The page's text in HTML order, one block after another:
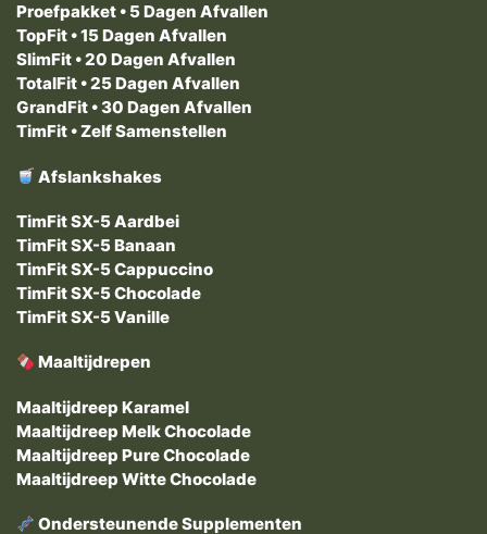
Proefpakket • 5 Dagen Afvallen
TopFit • 15 Dagen Afvallen
SlimFit • 20 Dagen Afvallen
TotalFit • 25 Dagen Afvallen
GrandFit • 30 Dagen Afvallen
TimFit • Zelf Samenstellen
Afslankshakes
TimFit SX-5 Aardbei
TimFit SX-5 Banaan
TimFit SX-5 Cappuccino
TimFit SX-5 Chocolade
TimFit SX-5 Vanille
Maaltijdrepen
Maaltijdreep Karamel
Maaltijdreep Melk Chocolade
Maaltijdreep Pure Chocolade
Maaltijdreep Witte Chocolade
Ondersteunende Supplementen